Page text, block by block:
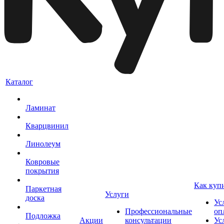
Каталог
Ламинат
Кварцвинил
Линолеум
Ковровые
покрытия
Паркетная
доска
Подложка
Акции
Услуги
Профессиональные
консультации
Как